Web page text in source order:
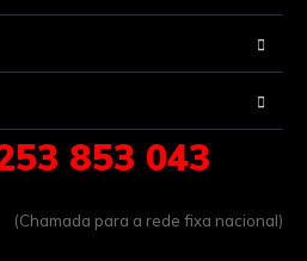
853 043
(Chamada para a rede fixa nacional)